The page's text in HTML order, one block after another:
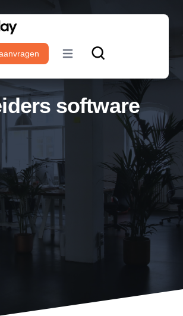
Open main menu
software